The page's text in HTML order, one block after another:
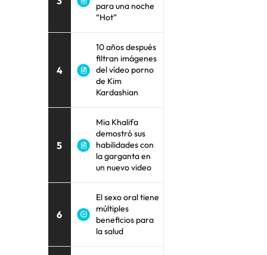
para una noche
“Hot”
4
10 años después
filtran imágenes
del vídeo porno
de Kim
Kardashian
5
Mia Khalifa
demostró sus
habilidades con
la garganta en
un nuevo video
6
El sexo oral tiene
múltiples
beneficios para
la salud